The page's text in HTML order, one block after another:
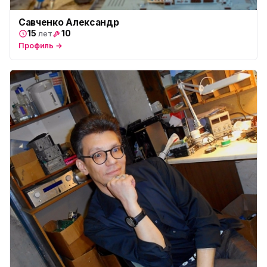
ю ул. Тверская 60, Колпино
ю
Юмедиа во Всеволожске
пр. Христиновский 28, Всеволожск
Савченко Александр
15 лет 10
Профиль →